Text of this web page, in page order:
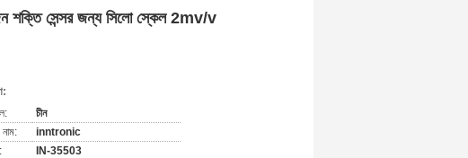
সেন্সর জন্য সিলো স্কেল 2mv/v
চীন
নাম:
inntronic
IN-35503